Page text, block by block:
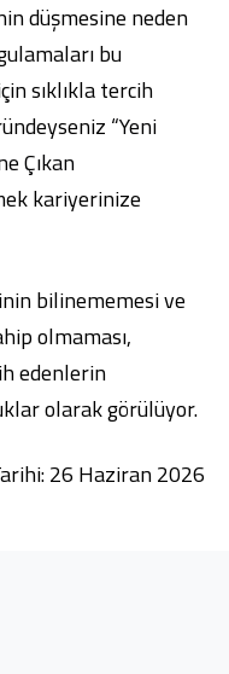
düşmesine neden
bu
sıklıkla tercih
“Yeni
Çıkan
kariyerinize
bilinememesi ve
olmaması,
edenlerin
olarak görülüyor.
26 Haziran 2026